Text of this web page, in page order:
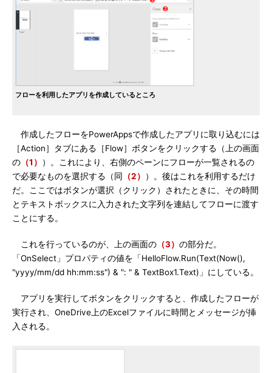
フローを利用したアプリを作成しているところ
作成したフローをPowerAppsで作成したアプリに取り込むには
［Action］タブにある［Flow］ボタンをクリックする（上の画面
の （1）
）。これにより、右側のペーンにフローが一覧されるの
で必要なものを選択する（同
（2）
）。後はこれを利用するだけ
だ。ここではボタンが選択（クリック）されたときに、その時間
とテキストボックスに入力された文字列を連結してフローに渡す
ことにする。
これを行っているのが、上の画面の （3） の部分だ。
「OnSelect」プロパティの値を「HelloFlow.Run(Text(Now(),
"yyyy/mm/dd hh:mm:ss") & ": " & TextBox1.Text)」にしている。
アプリを実行してボタンをクリックすると、作成したフローが
実行され、OneDrive上のExcelファイルに時間とメッセージが挿
入される。